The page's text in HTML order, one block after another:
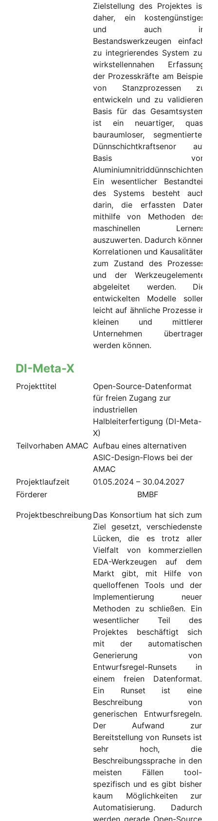
Zielstellung des Projektes ist
daher, ein kostengünstiges
und auch in
Bestandswerkzeugen einfach
zu integrierendes System zur
wirkstellennahen Erfassung
der Prozesskräfte am Beispiel
von Stanzprozessen zu
entwickeln und zu validieren.
Basis für das Gesamtsystem
ist ein neuartiger, quasi
bauraumloser, segmentierter
Dünnschichtkraftsenor auf
Basis von
Aluminiumnitriddünnschichten.
Ein wesentlicher Bestandteil
des Systems besteht auch
darin, die erfassten Daten
mithilfe von Methoden des
maschinellen Lernens
auszuwerten. Dadurch können
Korrelationen und Kausalitäten
zum Zustand des Prozesses
und der Werkzeugelemente
abgeleitet werden. Die
entwickelten Modelle sollen
leicht auf ähnliche Prozesse in
kleinen und mittleren
Unternehmen übertragen
werden können.
DI-Meta-X
Projekttitel
Open-Source-Datenformat
für freien Zugang zur
industriellen
Halbleiterfertigung (DI-Meta-
X)
Teilvorhaben AMAC Aufbau eines alternativen
ASIC-Design-Flows bei der
AMAC
Projektlaufzeit
01.05.2024 – 30.04.2027
Förderer
BMBF
Projektbeschreibung Das Konsortium hat sich zum
Ziel gesetzt, verschiedenste
Lücken, die es trotz aller
Vielfalt von kommerziellen
EDA-Werkzeugen auf dem
Markt gibt, mit Hilfe von
quelloffenen Tools und der
Implementierung neuer
Methoden zu schließen. Ein
wesentlicher Teil des
Projektes beschäftigt sich
mit der automatischen
Generierung von
Entwurfsregel-Runsets in
einem freien Datenformat.
Ein Runset ist eine
Beschreibung von
generischen Entwurfsregeln.
Der Aufwand zur
Bereitstellung von Runsets ist
sehr hoch, die
Beschreibungssprache in den
meisten Fällen tool-
spezifisch und es gibt bisher
kaum Möglichkeiten zur
Automatisierung. Dadurch
werden gerade Open-Source